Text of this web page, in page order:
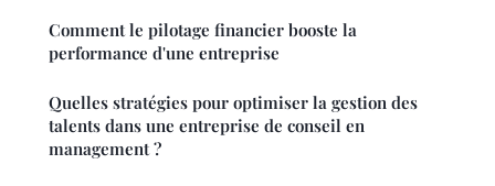
Comment le pilotage financier booste la
performance d'une entreprise
Quelles stratégies pour optimiser la gestion des
talents dans une entreprise de conseil en
management ?